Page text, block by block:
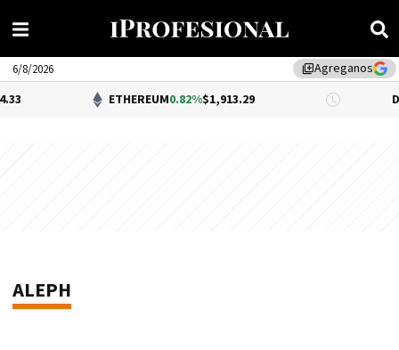
library_addAgreganos
6/8/2026
ETHEREUM0.82%$1,913.29
ALEPH